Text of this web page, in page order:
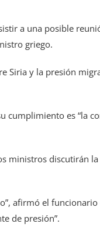
a una posible
griego.
Siria y la presión
cumplimiento es “la
ministros discutirán
afirmó el funcionario
de presión”.